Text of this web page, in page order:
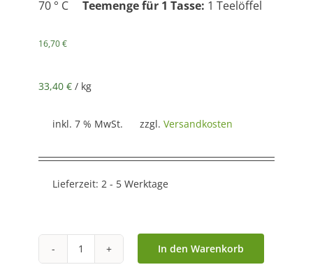
70 ° C Teemenge für 1 Tasse: 1 Teelöffel
16,70€
33,40 € / kg
inkl. 7 % MwSt. zzgl. Versandkosten
Lieferzeit: 2 - 5 Werktage
China
In den Warenkorb